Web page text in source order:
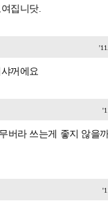
집니닷.
꺼에요
버라 쓰는게 좋지 않을